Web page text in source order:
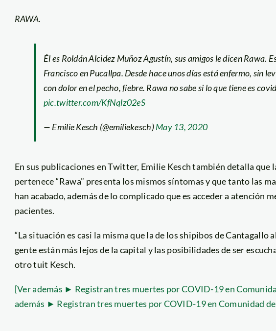
RAWA.
Él es Roldán Alcidez Muñoz Agustín, sus amigos le dicen Rawa.
Francisco en Pucallpa. Desde hace unos días está enfermo, sin
con dolor en el pecho, fiebre. Rawa no sabe si lo que tiene es
pic.twitter.com/KfNqlz02eS
— Emilie Kesch (@emiliekesch)May 13, 2020
En sus publicaciones en Twitter, Emilie Kesch también detalla que
pertenece “Rawa” presenta los mismos síntomas y que tanto las
han acabado, además de lo complicado que es acceder a atención
pacientes.
“La situación es casi la misma que la de los shipibos de Cantagallo
gente están más lejos de la capital y las posibilidades de ser
otro tuit Kesch.
[Ver además ► Registran tres muertes por COVID-19 en
además ► Registran tres muertes por COVID-19 en Comunidad